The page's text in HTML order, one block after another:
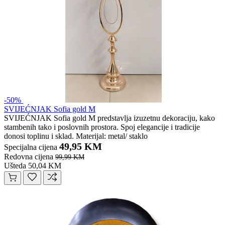
-50%
SVIJEĆNJAK Sofia gold M
SVIJEĆNJAK Sofia gold M predstavlja izuzetnu dekoraciju, kako
stambenih tako i poslovnih prostora. Spoj elegancije i tradicije
donosi toplinu i sklad. Materijal: metal/ staklo
Specijalna cijena 49,95 KM
Redovna cijena 99,99 KM
Ušteda 50,04 KM